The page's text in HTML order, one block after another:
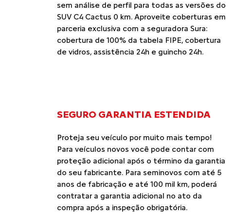
sem análise de perfil para todas as versões do
SUV C4 Cactus 0 km. Aproveite coberturas em
parceria exclusiva com a seguradora Sura:
cobertura de 100% da tabela FIPE, cobertura
de vidros, assistência 24h e guincho 24h.
SEGURO GARANTIA ESTENDIDA
Proteja seu veículo por muito mais tempo!
Para veículos novos você pode contar com
proteção adicional após o término da garantia
do seu fabricante. Para seminovos com até 5
anos de fabricação e até 100 mil km, poderá
contratar a garantia adicional no ato da
compra após a inspeção obrigatória.